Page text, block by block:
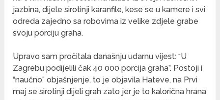
jazbina, dijele sirotinji karanfile, kese se u kamere i svi
odreda zajedno sa robovima iz velike zdjele grabe
svoju porciju graha.
Upravo sam pročitala današnju udarnu vijest: “U
Zagrebu podijelili čak 40 000 porcija graha”. Postoji i
“naučno” objašnjenje, to je objavila Hateve, na Prvi
maj se sirotinji dijeli grah zato jer je to kalorična hrana